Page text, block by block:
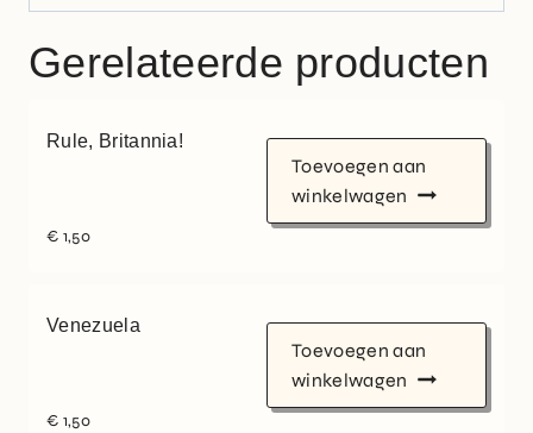
Gerelateerde producten
Rule, Britannia!
€ 1,50
Toevoegen aan
winkelwagen
Venezuela
€ 1,50
Toevoegen aan
winkelwagen